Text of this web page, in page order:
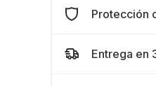
Protección
Entrega en